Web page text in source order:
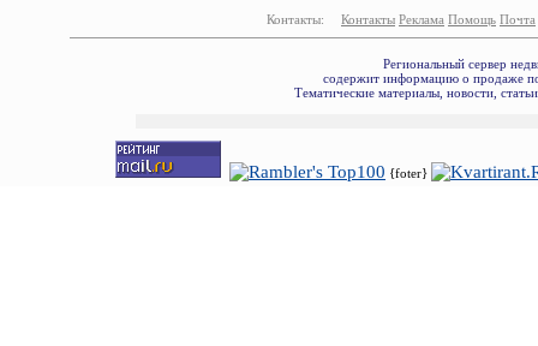
Контакты: Контакты Реклама Помощь Почта
Региональный сервер
содержит информацию о продаже
Тематические материалы, новости,
{foter}